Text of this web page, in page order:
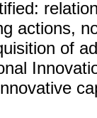
actions,
of